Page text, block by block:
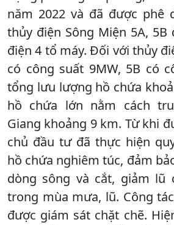
năm 2022 và đã được phê
thủy điện Sông Miện 5A,
điện 4 tổ máy. Đối với thủy
có công suất 9MW, 5B có
tổng lưu lượng hồ chứa
hồ chứa lớn nằm cách
Giang khoảng 9 km. Từ khi
chủ đầu tư đã thực hiện
hồ chứa nghiêm túc, đảm
dòng sông và cắt, giảm lũ
trong mùa mưa, lũ. Công
được giám sát chặt chẽ.